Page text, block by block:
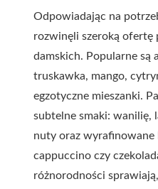
Odpowiadając na
rozwinęli szeroką ofertę
damskich. Popularne są
truskawka, mango,
egzotyczne mieszanki.
subtelne smaki: wanilię,
nuty oraz wyrafinowane
cappuccino czy
różnorodności